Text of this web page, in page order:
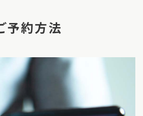
予約方法